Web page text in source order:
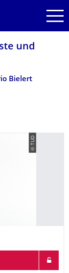
und
Bielert
© TUD